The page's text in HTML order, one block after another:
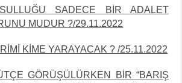
SADECE BİR ADALET
MUDUR ?/29.11.2022
KİME YARAYACAK ? /25.11.2022
GÖRÜŞÜLÜRKEN BİR “BARIŞ